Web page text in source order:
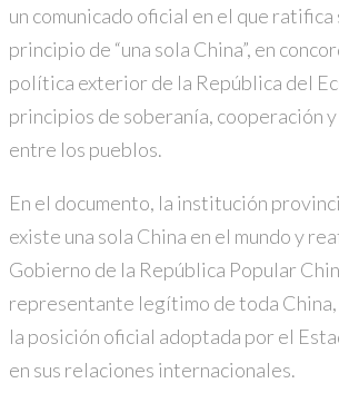
un comunicado oficial en el que ratifica
principio de “una sola China”, en
política exterior de la República del
principios de soberanía, cooperación
entre los pueblos.
En el documento, la institución
existe una sola China en el mundo y
Gobierno de la República Popular
representante legítimo de toda
la posición oficial adoptada por el
en sus relaciones internacionales.